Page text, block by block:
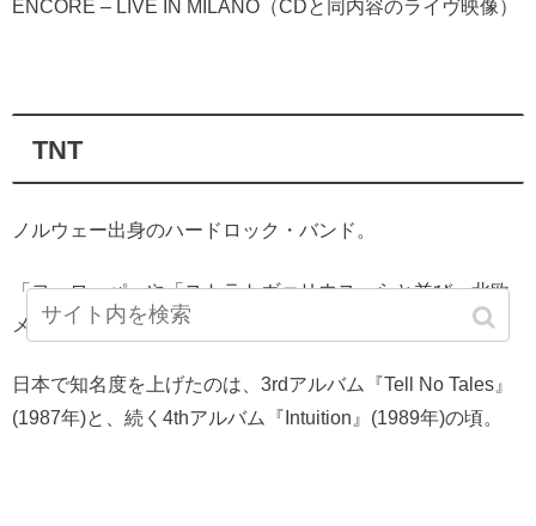
ENCORE – LIVE IN MILANO（CDと同内容のライヴ映像）
TNT
ノルウェー出身のハードロック・バンド。
「ヨーロッパ」や「ストラトヴァリウス」らと並び、北欧
メタル最初期を代表する。
日本で知名度を上げたのは、3rdアルバム『Tell No Tales』
(1987年)と、続く4thアルバム『Intuition』(1989年)の頃。